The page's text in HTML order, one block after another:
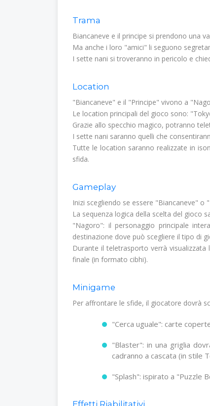
Trama
Biancaneve e il principe si prendono una
Ma anche i loro "amici" li seguono
I sette nani si troveranno in pericolo e
Location
"Biancaneve" e il "Principe" vivono a
Le location principali del gioco sono:
Grazie allo specchio magico, potranno
I sette nani saranno quelli che
Tutte le location saranno realizzate in
sfida.
Gameplay
Inizi scegliendo se essere "Biancaneve" o
La sequenza logica della scelta del gioco
"Nagoro": il personaggio principale
destinazione dove può scegliere il tipo di
Durante il teletrasporto verrà
finale (in formato cibhi).
Minigame
Per affrontare le sfide, il giocatore dovrà
"Cerca uguale": carte
"Blaster": in una griglia
cadranno a cascata (in stile
"Splash": ispirato a "Puzzle